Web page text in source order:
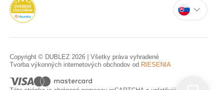
Copyright © DUBLEZ 2026 | Všetky práva vyhradené
Tvorba výkonných internetových obchodov od RIESENIA